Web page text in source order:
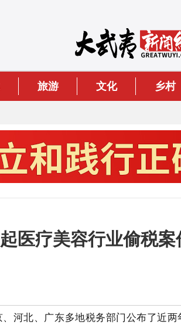
旅游 文化 乡村
医疗美容行业偷税
河北、广东多地税务部门公布了近